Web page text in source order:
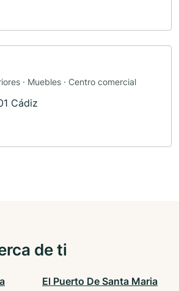
· Muebles · Centro comercial
Cádiz
de ti
El Puerto De Santa Maria